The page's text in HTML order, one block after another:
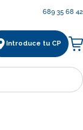
689 35 68 42
Introduce tu CP